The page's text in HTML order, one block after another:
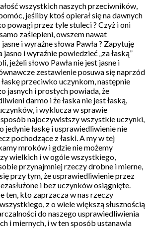
wszystkich naszych przeciwników,
jeśliby ktoś opierał się na dawnych
powagi przez tyle stuleci ? Czyż i oni
zaślepieni, owszem nawat
i wyraźne słowa Pawła ? Zapytuję
i wyraźnie powiedzieć „za łaską”
jeżeli słowo Pawła nie jest jasne i
zestawienie posuwa się naprzód
przeciwko uczynkom, następnie
jasnych i prostych powiada, że
darmo i że łaska nie jest łaską,
i wyklucza w sprawie
najoczywistszy wszystkie uczynki,
jedynie łaskę i usprawiedliwienie nie
pochodzące z łaski. A my w tej
mroków i gdzie nie możemy
wielkich i w ogóle wszystkiego,
przynajmniej rzeczy drobne i mierne,
przy tym, że usprawiedliwienie przez
i bez uczynków osiągnięte.
ten, kto zaprzacza w nas rzeczy
z o wiele większą słusznością
do naszego usprawiedliwienia
i miernych, i w ten sposób ustanawia